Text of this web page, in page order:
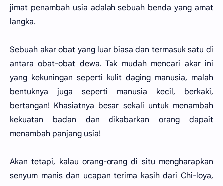
jimat penambah usia adalah sebuah benda yang amat
langka.
Sebuah akar obat yang luar biasa dan termasuk satu di
antara obat-obat dewa. Tak mudah mencari akar ini
yang kekuningan seperti kulit daging manusia, malah
bentuknya juga seperti manusia kecil, berkaki,
bertangan! Khasiatnya besar sekali untuk menambah
kekuatan badan dan dikabarkan orang dapait
menambah panjang usia!
Akan tetapi, kalau orang-orang di situ mengharapkan
senyum manis dan ucapan terima kasih dari Chi-loya,